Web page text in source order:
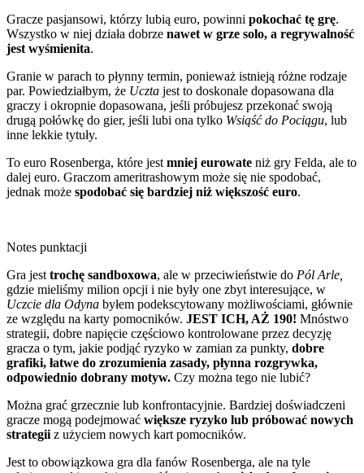
Gracze pasjansowi, którzy lubią euro, powinni pokochać tę grę.
Wszystko w niej działa dobrze nawet w grze solo, a regrywalność
jest wyśmienita.
Granie w parach to płynny termin, ponieważ istnieją różne rodzaje
par. Powiedziałbym, że Uczta jest to doskonale dopasowana dla
graczy i okropnie dopasowana, jeśli próbujesz przekonać swoją
drugą połówkę do gier, jeśli lubi ona tylko Wsiąść do Pociągu, lub
inne lekkie tytuły.
To euro Rosenberga, które jest mniej eurowate niż gry Felda, ale to
dalej euro. Graczom ameritrashowym może się nie spodobać,
jednak może spodobać się bardziej niż większość euro.
Notes punktacji
Gra jest trochę sandboxowa, ale w przeciwieństwie do Pól Arle,
gdzie mieliśmy milion opcji i nie były one zbyt interesujące, w
Uczcie dla Odyna byłem podekscytowany możliwościami, głównie
ze względu na karty pomocników. JEST ICH, AŻ 190! Mnóstwo
strategii, dobre napięcie częściowo kontrolowane przez decyzję
gracza o tym, jakie podjąć ryzyko w zamian za punkty, dobre
grafiki, łatwe do zrozumienia zasady, płynna rozgrywka,
odpowiednio dobrany motyw. Czy można tego nie lubić?
Można grać grzecznie lub konfrontacyjnie. Bardziej doświadczeni
gracze mogą podejmować większe ryzyko lub próbować nowych
strategii z użyciem nowych kart pomocników.
Jest to obowiązkowa gra dla fanów Rosenberga, ale na tyle